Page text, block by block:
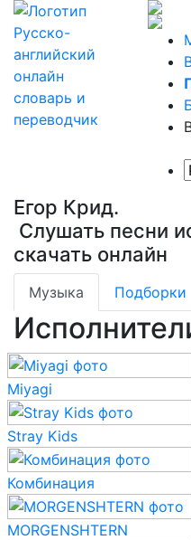
Егор Крид.
Слушать песни
скачать онлайн
Музыка Подборки
Miyagi
Stray Kids
Комбинация
MORGENSHTERN